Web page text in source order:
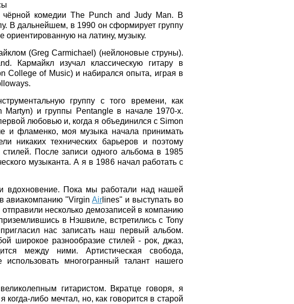
комедии The Punch and Judy Man. В
В дальнейшем, в 1990 он сформирует группу
на латину, музыку.
(Greg Carmichael) (нейлоновые струны).
Кармайкл изучал классическую гитару в
College of Music) и набирался опыта, играя в
группу с того времени, как
и группы Pentangle в начале 1970-х.
любовью и, когда я объединился с Simon
и фламенко, моя музыка начала принимать
никаких технических барьеров и поэтому
После записи одного альбома в 1985
музыканта. А я в 1986 начал работать с
вдохновение. Пока мы работали над нашей
авиакомпанию "VirginAir lines" и выступать во
несколько демозаписей в компанию
в Нэшвиле, встретились с Tony
нас записать наш первый альбом.
широкое разнообразие стилей - рок, джаз,
между ними. Артистическая свобода,
многогранный талант нашего
гитаристом. Вкратце говоря, я
либо мечтал, но, как говорится в старой